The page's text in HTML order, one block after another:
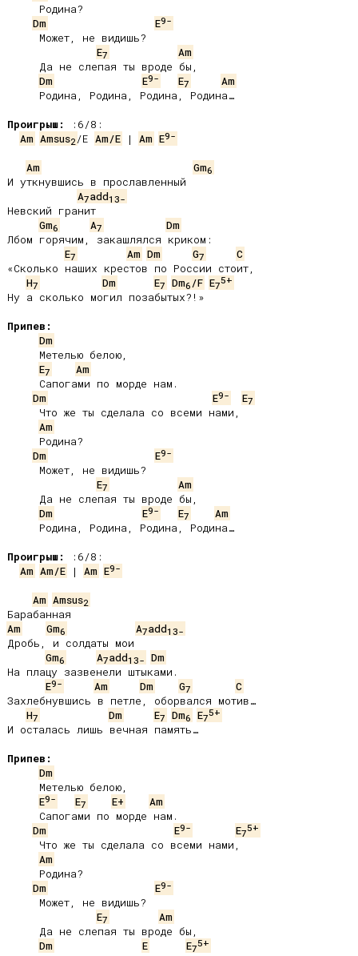
Dm
E9-
E7
Am
Dm
E9- E7
Am
Проигрыш:
Am Amsus2/E Am/E | Am E9-
Am Gm6
И уткнувшись в прославленный
A7add13-
Невский гранит
Gm6 A7
Dm
Лбом горячим, закашлялся криком:
E7 Am Dm G7
C
«Сколько наших крестов по России стоит,
H7 Dm E7 Dm6 /F E75+
Ну а сколько могил позабытых?!»
Припев:
Dm
E7
Am
Dm
E9- E7
Am
Dm
E9-
E7
Am
Dm
E9- E7
Am
Проигрыш:
Am Am/E | Am E9-
Am Amsus2
Am
Gm6 A7add13-
Дробь, и солдаты мои
Gm6 A7add13- Dm
На плацу зазвенели штыками.
E9- Am Dm G7
C
Захлебнувшись в петле, оборвался мотив…
H7 Dm E7 Dm6 E75+
И осталась лишь вечная память…
Припев:
Dm
E9- E7 E+
Am
Dm
E9- E75+
Am
Dm
E9-
E7
Am
Dm
E E75+